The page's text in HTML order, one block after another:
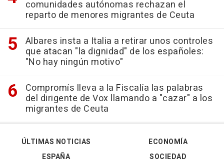
comunidades autónomas rechazan el
reparto de menores migrantes de Ceuta
Albares insta a Italia a retirar unos controles
que atacan "la dignidad" de los españoles:
"No hay ningún motivo"
Compromís lleva a la Fiscalía las palabras
del dirigente de Vox llamando a "cazar" a los
migrantes de Ceuta
ÚLTIMAS NOTICIAS
ESPAÑA
ECONOMÍA
SOCIEDAD